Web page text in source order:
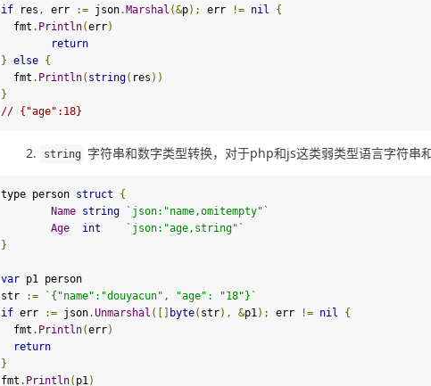
if res , err := json.Marshal (&p); err != nil
{
  fmt
. Println(err)
return
} else {
  fmt
. Println( string( res ))
}
// {"age":18}
string 字符串和数字类型转换，对于php和js这类弱类型语言字符串
type person struct
{
Name string `json: "name,omitempty" `
Age
int `json: "age,string" `
}
var p1 person
str
:= `{ "name" : "douyacun" , "age" : "18"}`
if err := json.Unmarshal ([] byte( str), &p1 ); err != nil
{
  fmt
. Println(err)
return
}
fmt . Println( p1 )